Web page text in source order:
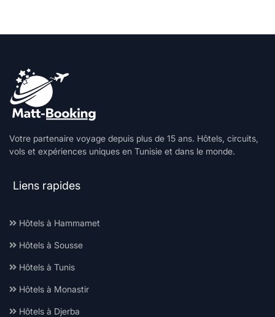
Votre partenaire voyage depuis plus de 15 ans. Hôtels, circuits,
vols et expériences uniques en Tunisie et dans le monde.
Liens rapides
Hôtels à Hammamet
Hôtels à Sousse
Hôtels à Tunis
Hôtels à Monastir
Hôtels à Djerba